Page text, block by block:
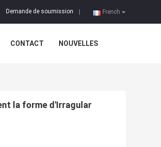
French
Demande de soumission
CONTACT NOUVELLES
la forme d'Irragular